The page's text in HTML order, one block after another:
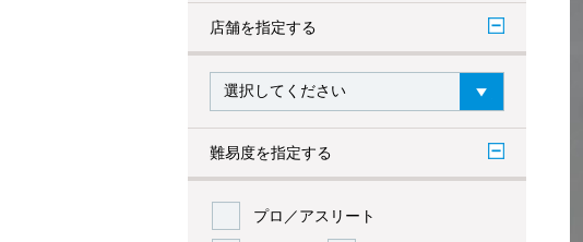
店舗を指定する
難易度を指定する
プロ／アスリート